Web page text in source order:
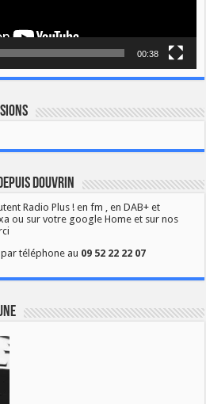
00:38
Douvrin
Radio Plus ! en fm , en DAB+ et
ou sur votre google Home et sur nos
téléphone au 09 52 22 22 07